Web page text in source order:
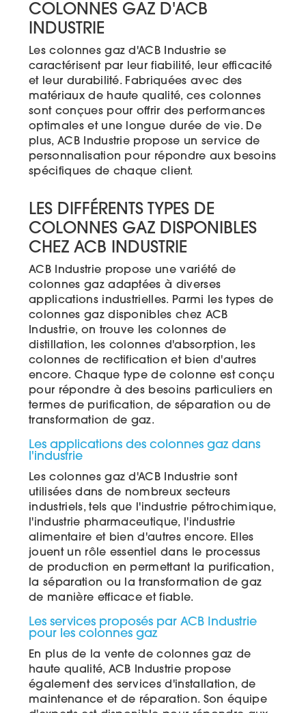
COLONNES GAZ D'ACB
INDUSTRIE
Les colonnes gaz d'ACB Industrie se
caractérisent par leur fiabilité, leur efficacité
et leur durabilité. Fabriquées avec des
matériaux de haute qualité, ces colonnes
sont conçues pour offrir des performances
optimales et une longue durée de vie. De
plus, ACB Industrie propose un service de
personnalisation pour répondre aux besoins
spécifiques de chaque client.
LES DIFFÉRENTS TYPES DE
COLONNES GAZ DISPONIBLES
CHEZ ACB INDUSTRIE
ACB Industrie propose une variété de
colonnes gaz adaptées à diverses
applications industrielles. Parmi les types de
colonnes gaz disponibles chez ACB
Industrie, on trouve les colonnes de
distillation, les colonnes d'absorption, les
colonnes de rectification et bien d'autres
encore. Chaque type de colonne est conçu
pour répondre à des besoins particuliers en
termes de purification, de séparation ou de
transformation de gaz.
Les applications des colonnes gaz dans
l'industrie
Les colonnes gaz d'ACB Industrie sont
utilisées dans de nombreux secteurs
industriels, tels que l'industrie pétrochimique,
l'industrie pharmaceutique, l'industrie
alimentaire et bien d'autres encore. Elles
jouent un rôle essentiel dans le processus
de production en permettant la purification,
la séparation ou la transformation de gaz
de manière efficace et fiable.
Les services proposés par ACB Industrie
pour les colonnes gaz
En plus de la vente de colonnes gaz de
haute qualité, ACB Industrie propose
également des services d'installation, de
maintenance et de réparation. Son équipe